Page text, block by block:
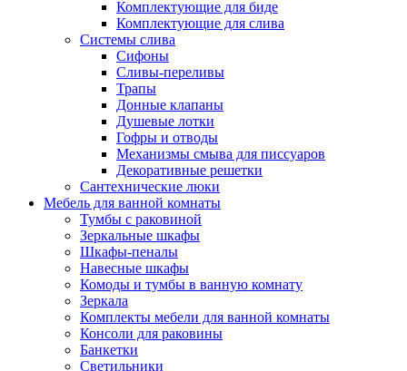
Комплектующие для биде
Комплектующие для слива
Системы слива
Сифоны
Сливы-переливы
Трапы
Донные клапаны
Душевые лотки
Гофры и отводы
Механизмы смыва для писсуаров
Декоративные решетки
Сантехнические люки
Мебель для ванной комнаты
Тумбы с раковиной
Зеркальные шкафы
Шкафы-пеналы
Навесные шкафы
Комоды и тумбы в ванную комнату
Зеркала
Комплекты мебели для ванной комнаты
Консоли для раковины
Банкетки
Светильники